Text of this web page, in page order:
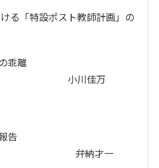
る「特設ポスト教師計画」の
乖離
佳万
告
納才一